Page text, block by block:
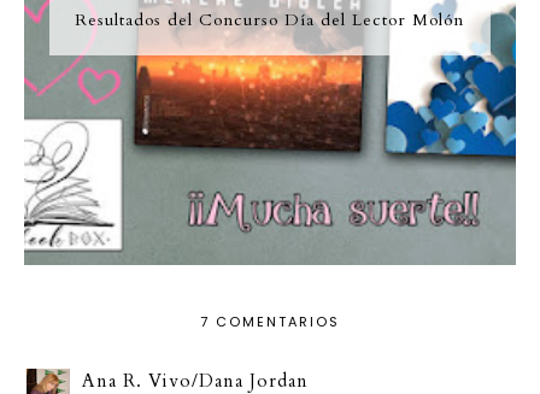
Resultados del Concurso Día del Lector Molón
7 COMENTARIOS
Ana R. Vivo/Dana Jordan